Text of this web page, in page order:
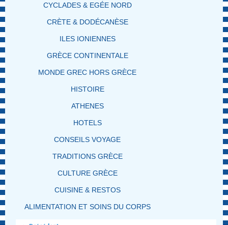
CYCLADES & EGÉE NORD
CRÈTE & DODÉCANÈSE
ILES IONIENNES
GRÈCE CONTINENTALE
MONDE GREC HORS GRÈCE
HISTOIRE
ATHENES
HOTELS
CONSEILS VOYAGE
TRADITIONS GRÈCE
CULTURE GRÈCE
CUISINE & RESTOS
ALIMENTATION ET SOINS DU CORPS